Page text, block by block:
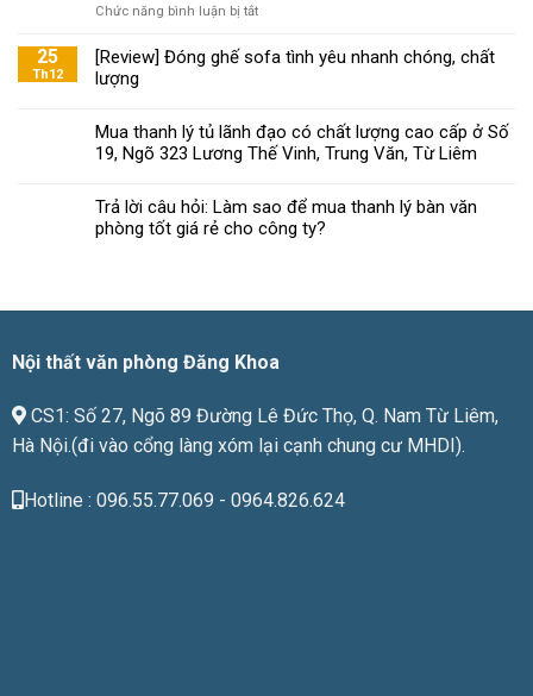
tiêu
chọn
phòng
đạt
Chức năng bình luận bị tắtở
Khoa
nội
thất
chất
lượng
giá
25
Th12
[Review] Đóng ghế sofa tình yêu nhanh chóng, chất
lượng
Mua thanh lý tủ lãnh đạo có chất lượng cao cấp ở Số
19, Ngõ 323 Lương Thế Vinh, Trung Văn, Từ Liêm
Trả lời câu hỏi: Làm sao để mua thanh lý bàn văn
phòng tốt giá rẻ cho công ty?
Nội thất văn phòng Đăng Khoa
CS1: Số 27, Ngõ 89 Đường Lê Đức Thọ, Q. Nam Từ Liêm,
Hà Nội.(đi vào cổng làng xóm lại cạnh chung cư MHDI).
Hotline : 096.55.77.069 - 0964.826.624